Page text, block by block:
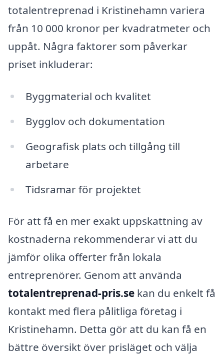
totalentreprenad i Kristinehamn variera
från 10 000 kronor per kvadratmeter och
uppåt. Några faktorer som påverkar
priset inkluderar:
Byggmaterial och kvalitet
Bygglov och dokumentation
Geografisk plats och tillgång till
arbetare
Tidsramar för projektet
För att få en mer exakt uppskattning av
kostnaderna rekommenderar vi att du
jämför olika offerter från lokala
entreprenörer. Genom att använda
totalentreprenad-pris.se kan du enkelt få
kontakt med flera pålitliga företag i
Kristinehamn. Detta gör att du kan få en
bättre översikt över prisläget och välja